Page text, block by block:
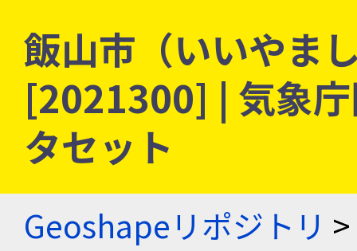
飯山市（いいやま
[2021300] | 気象
タセット
Geoshapeリポジトリ >